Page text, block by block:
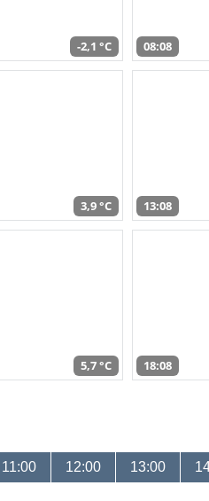
-2,1 °C 08:08
3,9 °C 13:08
5,7 °C 18:08
11:00 12:00 13:00